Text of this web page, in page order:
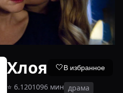
Хлоя 🤍В избранное
⭐ 6.1201096 мин драма